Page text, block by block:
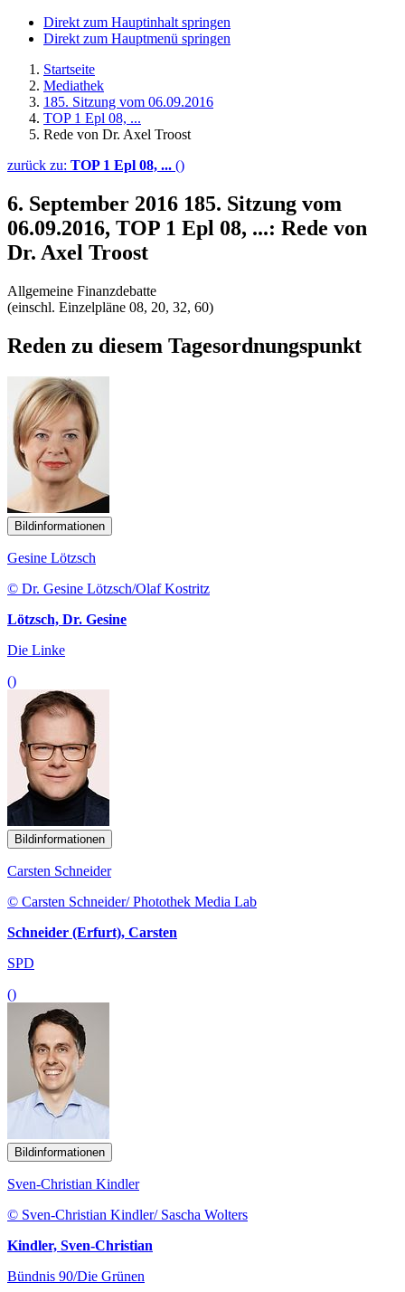
Direkt zum Hauptinhalt springen
Direkt zum Hauptmenü springen
Startseite
Mediathek
185. Sitzung vom 06.09.2016
TOP 1 Epl 08, ...
Rede von Dr. Axel Troost
zurück zu: TOP 1 Epl 08, ... ()
6. September 2016 185. Sitzung vom
06.09.2016, TOP 1 Epl 08, ...: Rede von
Dr. Axel Troost
Allgemeine Finanzdebatte
(einschl. Einzelpläne 08, 20, 32, 60)
Reden zu diesem Tagesordnungspunkt
Bildinformationen
Gesine Lötzsch
© Dr. Gesine Lötzsch/Olaf Kostritz
Lötzsch, Dr. Gesine
Die Linke
()
Bildinformationen
Carsten Schneider
© Carsten Schneider/ Photothek Media Lab
Schneider (Erfurt), Carsten
SPD
()
Bildinformationen
Sven-Christian Kindler
© Sven-Christian Kindler/ Sascha Wolters
Kindler, Sven-Christian
Bündnis 90/Die Grünen